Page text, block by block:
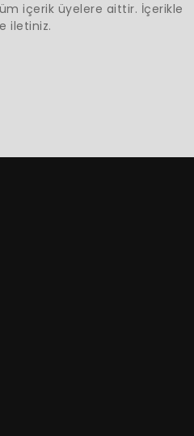
içerik üyelere aittir. İçerikle
iletiniz.